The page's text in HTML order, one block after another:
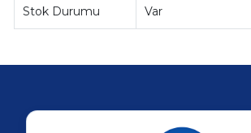
Stok Durumu Var